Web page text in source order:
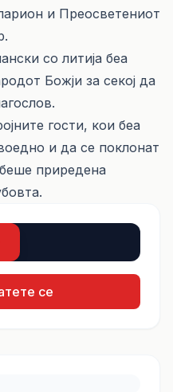
и Преосветениот
со литија беа
Божји за секој да
гости, кои беа
и да се поклонат
приредена
се